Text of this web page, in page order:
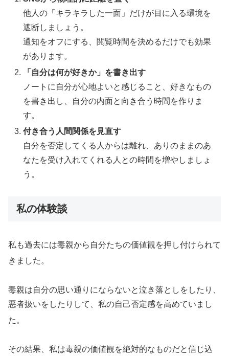
他人の「キラキラした一面」だけが目に入る環境を
遮断しましょう。
通知をオフにする、閲覧時間を決めるだけでも効果
があります。
「自分は何が好きか」を書き出す
ノートに自分が心地よいと感じること、好きなもの
を書き出し、自分の内面と向き合う時間を作りま
す。
付き合う人間関係を見直す
自分を否定してくる人からは離れ、ありのままのあ
なたを受け入れてくれる人との時間を増やしましょ
う。
私の体験談
私も過去には毒親から自分たちの価値観を押し付けられて
きました。
毒親は自分の思い通りにならないと泣き落としをしたり、
悪者扱いをしたりして、私の自己否定感を高めていまし
た。
その結果、私は毒親の価値観を絶対的なものだと信じ込